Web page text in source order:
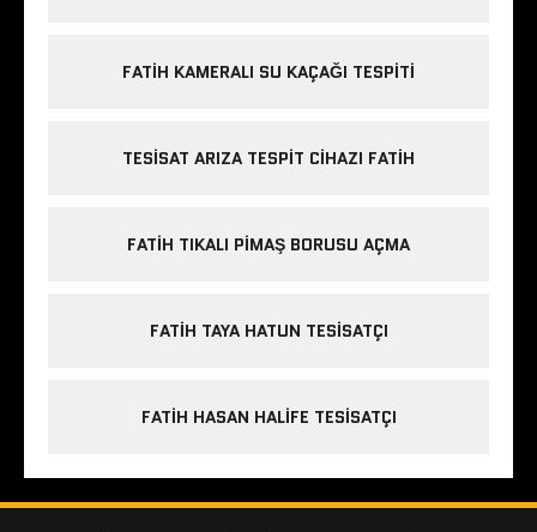
FATIH KAMERALI SU KAÇAĞI TESPITI
TESISAT ARIZA TESPIT CIHAZI FATIH
FATIH TIKALI PIMAŞ BORUSU AÇMA
FATIH TAYA HATUN TESISATÇI
FATIH HASAN HALIFE TESISATÇI